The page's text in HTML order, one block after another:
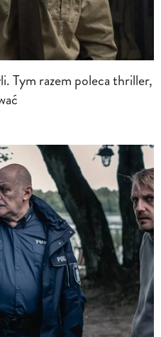
Tym razem poleca thriller,